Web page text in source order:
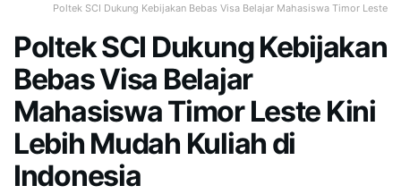
Poltek SCI Dukung Kebijakan Bebas Visa Belajar Mahasiswa Timor Leste
Poltek SCI Dukung Kebijakan
Bebas Visa Belajar
Mahasiswa Timor Leste Kini
Lebih Mudah Kuliah di
Indonesia